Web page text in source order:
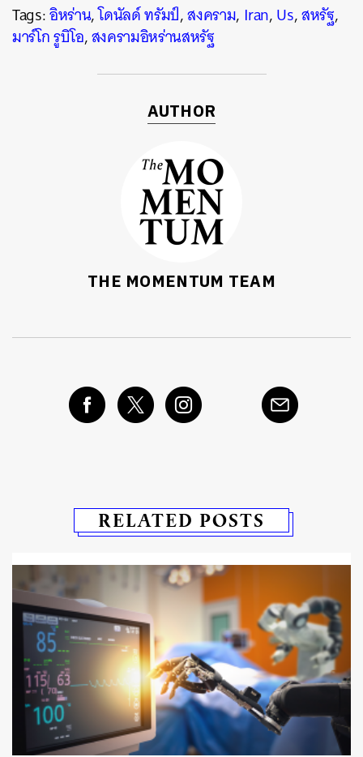
Tags:อิหร่าน,โดนัลด์ ทรัมป์,สงคราม, Iran,Us,สหรัฐ,
มาร์โก รูบิโอ,สงครามอิหร่านสหรัฐ
AUTHOR
THE MOMENTUM TEAM
RELATED POSTS